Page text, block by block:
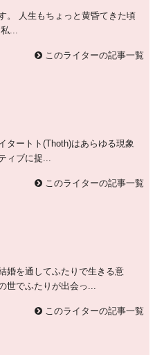
。 人生もちょっと黄昏てきた頃
...
このライターの記事一覧
タートト(Thoth)はあらゆる現象
ィブに捉...
このライターの記事一覧
婚を通してふたりで生きる意
世でふたりが出会っ...
このライターの記事一覧